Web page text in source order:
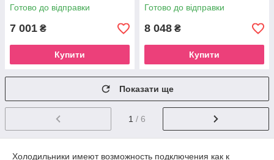
Готово до відправки
7 001 ₴
Купити
Готово до відправки
8 048 ₴
Купити
Показати ще
1 / 6
Холодильники имеют возможность подключения как к